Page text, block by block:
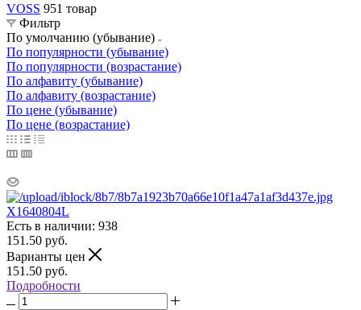
VOSS 951 товар
Фильтр
По умолчанию (убывание)
По популярности (убывание)
По популярности (возрастание)
По алфавиту (убывание)
По алфавиту (возрастание)
По цене (убывание)
По цене (возрастание)
X1640804L
Есть в наличии: 938
151.50 руб.
Варианты цен
151.50 руб.
Подробности